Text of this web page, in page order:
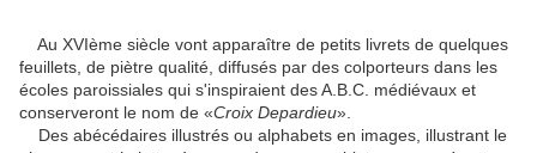
Au XVIème siècle vont apparaître de petits livrets de quelques
feuillets, de piètre qualité, diffusés par des colporteurs dans les
écoles paroissiales qui s'inspiraient des A.B.C. médiévaux et
conserveront le nom de «Croix Depardieu».
Des abécédaires illustrés ou alphabets en images, illustrant le